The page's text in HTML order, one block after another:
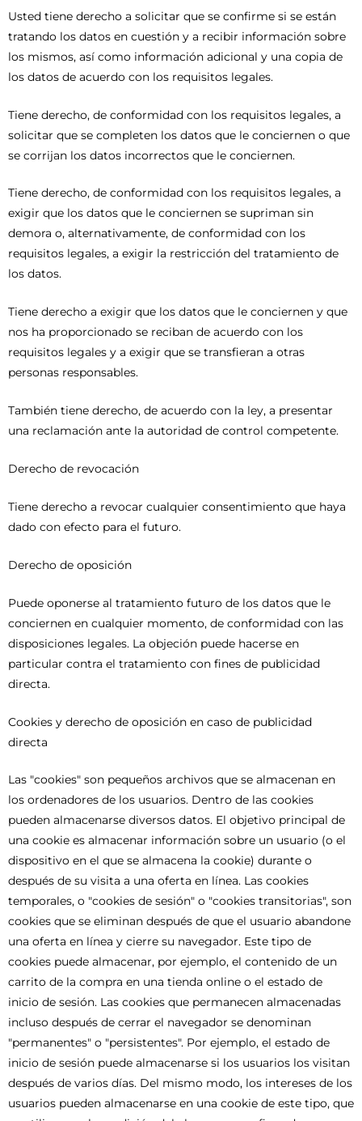
Usted tiene derecho a solicitar que se confirme si se están
tratando los datos en cuestión y a recibir información sobre
los mismos, así como información adicional y una copia de
los datos de acuerdo con los requisitos legales.
Tiene derecho, de conformidad con los requisitos legales, a
solicitar que se completen los datos que le conciernen o que
se corrijan los datos incorrectos que le conciernen.
Tiene derecho, de conformidad con los requisitos legales, a
exigir que los datos que le conciernen se supriman sin
demora o, alternativamente, de conformidad con los
requisitos legales, a exigir la restricción del tratamiento de
los datos.
Tiene derecho a exigir que los datos que le conciernen y que
nos ha proporcionado se reciban de acuerdo con los
requisitos legales y a exigir que se transfieran a otras
personas responsables.
También tiene derecho, de acuerdo con la ley, a presentar
una reclamación ante la autoridad de control competente.
Derecho de revocación
Tiene derecho a revocar cualquier consentimiento que haya
dado con efecto para el futuro.
Derecho de oposición
Puede oponerse al tratamiento futuro de los datos que le
conciernen en cualquier momento, de conformidad con las
disposiciones legales. La objeción puede hacerse en
particular contra el tratamiento con fines de publicidad
directa.
Cookies y derecho de oposición en caso de publicidad
directa
Las "cookies" son pequeños archivos que se almacenan en
los ordenadores de los usuarios. Dentro de las cookies
pueden almacenarse diversos datos. El objetivo principal de
una cookie es almacenar información sobre un usuario (o el
dispositivo en el que se almacena la cookie) durante o
después de su visita a una oferta en línea. Las cookies
temporales, o "cookies de sesión" o "cookies transitorias", son
cookies que se eliminan después de que el usuario abandone
una oferta en línea y cierre su navegador. Este tipo de
cookies puede almacenar, por ejemplo, el contenido de un
carrito de la compra en una tienda online o el estado de
inicio de sesión. Las cookies que permanecen almacenadas
incluso después de cerrar el navegador se denominan
"permanentes" o "persistentes". Por ejemplo, el estado de
inicio de sesión puede almacenarse si los usuarios los visitan
después de varios días. Del mismo modo, los intereses de los
usuarios pueden almacenarse en una cookie de este tipo, que